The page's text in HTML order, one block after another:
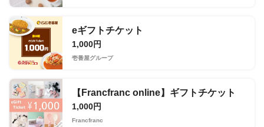
eギフトチケット
1,000円
壱番屋グループ
【Francfranc online】ギフトチケット
1,000円
Francfranc